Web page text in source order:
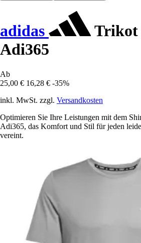
adidas
Trikot
Adi365
Ab
25,00 € 16,28 € -35%
inkl. MwSt. zzgl. Versandkosten
Optimieren Sie Ihre Leistungen mit dem
Adi365, das Komfort und Stil für jeden
vereint.